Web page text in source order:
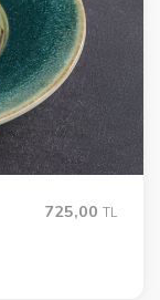
725,00 TL